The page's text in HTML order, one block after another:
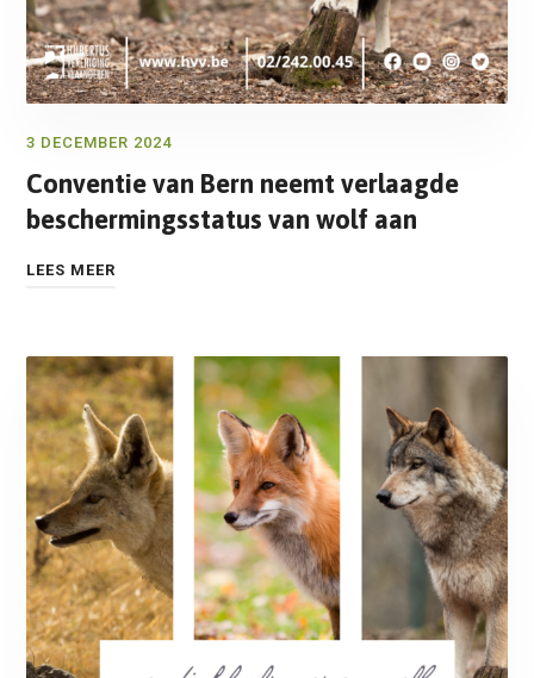
3 DECEMBER 2024
Conventie van Bern neemt verlaagde
beschermingsstatus van wolf aan
LEES MEER